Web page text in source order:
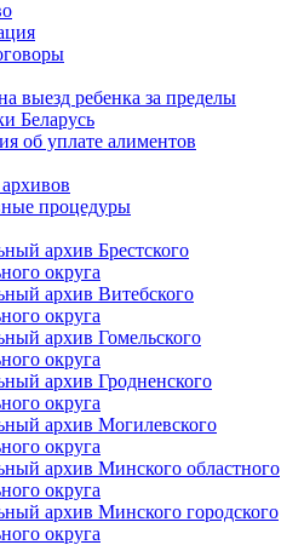
выезд ребенка за пределы
Беларусь
об уплате алиментов
процедуры
архив Брестского
округа
архив Витебского
округа
архив Гомельского
округа
архив Гродненского
округа
архив Могилевского
округа
архив Минского областного
округа
архив Минского городского
округа